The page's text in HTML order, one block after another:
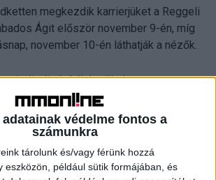
adatainak védelme fontos a
számunkra
tárolunk és/vagy férünk hozzá
eszközön, például sütik formájában, és
megkezdik karrierjüket a Reggeli
Ágit először november 9-én, míg
november 10-én láthatják a nézők.
mindig újságírók kerültek a
Most sem lesz ez másként: olyan
híreket olvasni, akik napi szinten
Munkájuknak csak egy
riporteri-szerkesztői
folytatják.